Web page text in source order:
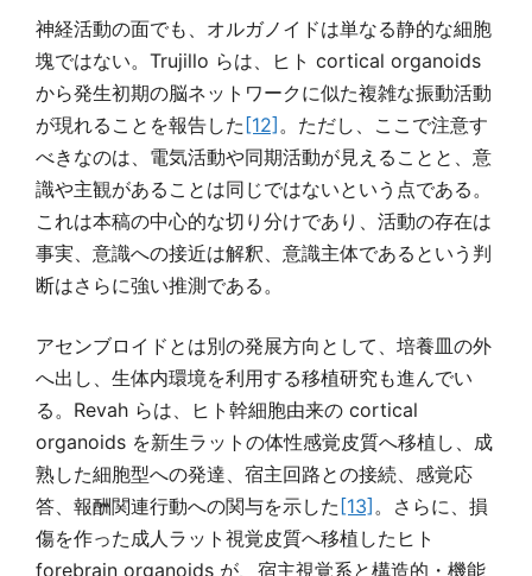
神経活動の面でも、オルガノイドは単なる静的な細胞
塊ではない。Trujillo らは、ヒト cortical organoids
から発生初期の脳ネットワークに似た複雑な振動活動
が現れることを報告した[12] 。ただし、ここで注意す
べきなのは、電気活動や同期活動が見えることと、意
識や主観があることは同じではないという点である。
これは本稿の中心的な切り分けであり、活動の存在は
事実、意識への接近は解釈、意識主体であるという判
断はさらに強い推測である。
アセンブロイドとは別の発展方向として、培養皿の外
へ出し、生体内環境を利用する移植研究も進んでい
る。Revah らは、ヒト幹細胞由来の cortical
organoids を新生ラットの体性感覚皮質へ移植し、成
熟した細胞型への発達、宿主回路との接続、感覚応
答、報酬関連行動への関与を示した[13] 。さらに、損
傷を作った成人ラット視覚皮質へ移植したヒト
forebrain organoids が、宿主視覚系と構造的・機能